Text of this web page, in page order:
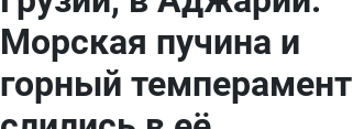
Морская пучина и
горный темперамент